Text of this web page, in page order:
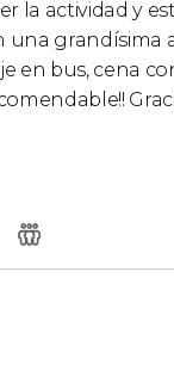
la actividad y
una grandísima
en bus, cena